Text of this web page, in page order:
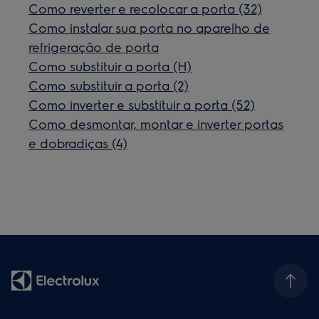
Como reverter e recolocar a porta (32)
Como instalar sua porta no aparelho de
refrigeração de porta
Como substituir a porta (H)
Como substituir a porta (2)
Como inverter e substituir a porta (52)
Como desmontar, montar e inverter portas
e dobradiças (4)